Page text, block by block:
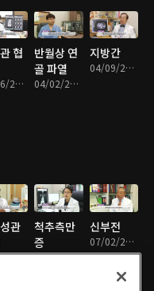
협
03/26/2016 • 15분
반월상 연
골 파열
04/02/2016 • 16분
지방간
04/09/2016 • 17분
관
05/07/2016 • 18분
척추측만
증
06/25/2016 • 14분
신부전
07/02/2016 • 17분